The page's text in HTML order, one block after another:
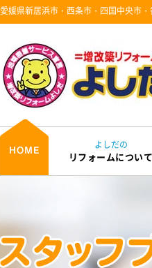
愛媛県新居浜市・西条市・四国中央市
よしだの
リフォームについて